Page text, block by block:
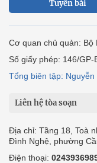
Tuyến bài
Cơ quan chủ quản: Bộ
Số giấy phép: 146/
Tổng biên tập: Nguyễn
Liên hệ tòa soạn
Địa chỉ: Tầng 18, Toà
Đình Nghệ, phường
Điện thoại: